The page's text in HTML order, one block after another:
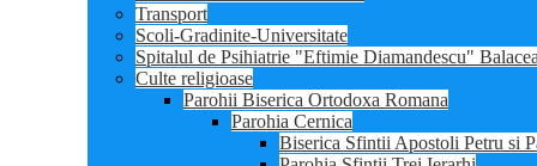
Transport
Scoli-Gradinite-Universitate
Spitalul de Psihiatrie "Eftimie Diamandescu"
Culte religioase
Parohii Biserica Ortodoxa Romana
Parohia Cernica
Biserica Sfintii Apostoli Petru si